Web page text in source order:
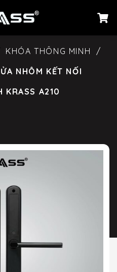
KHÓA THÔNG MINH
/
NHÔM KẾT NỐI
KRASS A210